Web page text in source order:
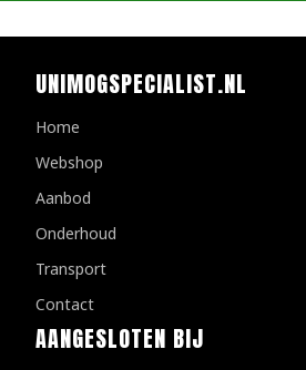
UNIMOGSPECIALIST.NL
Home
Webshop
Aanbod
Onderhoud
Transport
Contact
AANGESLOTEN BIJ